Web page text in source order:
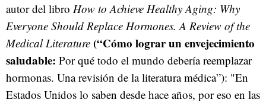
autor del libro How to Achieve Healthy Aging: Why
Everyone Should Replace Hormones. A Review of the
Medical Literature (“Cómo lograr un envejecimiento
saludable: Por qué todo el mundo debería reemplazar
hormonas. Una revisión de la literatura médica”): "En
Estados Unidos lo saben desde hace años, por eso en las